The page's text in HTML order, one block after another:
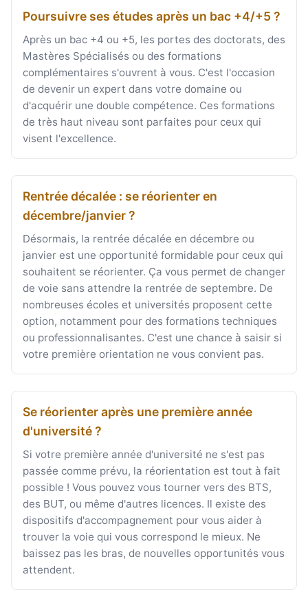
Poursuivre ses études après un bac +4/+5 ?
Après un bac +4 ou +5, les portes des doctorats, des
Mastères Spécialisés ou des formations
complémentaires s'ouvrent à vous. C'est l'occasion
de devenir un expert dans votre domaine ou
d'acquérir une double compétence. Ces formations
de très haut niveau sont parfaites pour ceux qui
visent l'excellence.
Rentrée décalée : se réorienter en
décembre/janvier ?
Désormais, la rentrée décalée en décembre ou
janvier est une opportunité formidable pour ceux qui
souhaitent se réorienter. Ça vous permet de changer
de voie sans attendre la rentrée de septembre. De
nombreuses écoles et universités proposent cette
option, notamment pour des formations techniques
ou professionnalisantes. C'est une chance à saisir si
votre première orientation ne vous convient pas.
Se réorienter après une première année
d'université ?
Si votre première année d'université ne s'est pas
passée comme prévu, la réorientation est tout à fait
possible ! Vous pouvez vous tourner vers des BTS,
des BUT, ou même d'autres licences. Il existe des
dispositifs d'accompagnement pour vous aider à
trouver la voie qui vous correspond le mieux. Ne
baissez pas les bras, de nouvelles opportunités vous
attendent.